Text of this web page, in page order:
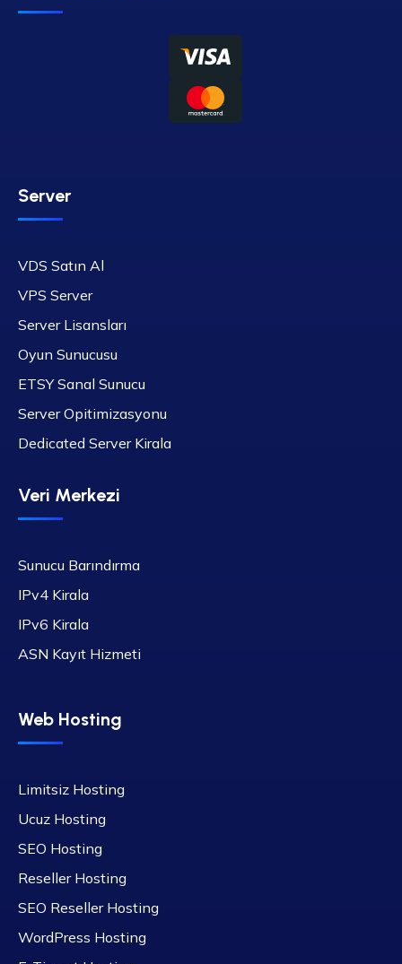
Server
VDS Satın Al
VPS Server
Server Lisansları
Oyun Sunucusu
ETSY Sanal Sunucu
Server Opitimizasyonu
Dedicated Server Kirala
Veri Merkezi
Sunucu Barındırma
IPv4 Kirala
IPv6 Kirala
ASN Kayıt Hizmeti
Web Hosting
Limitsiz Hosting
Ucuz Hosting
SEO Hosting
Reseller Hosting
SEO Reseller Hosting
WordPress Hosting